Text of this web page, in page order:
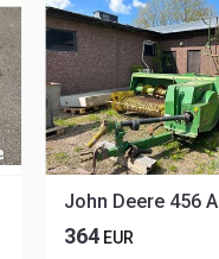
John Deere 456 A
364 EUR